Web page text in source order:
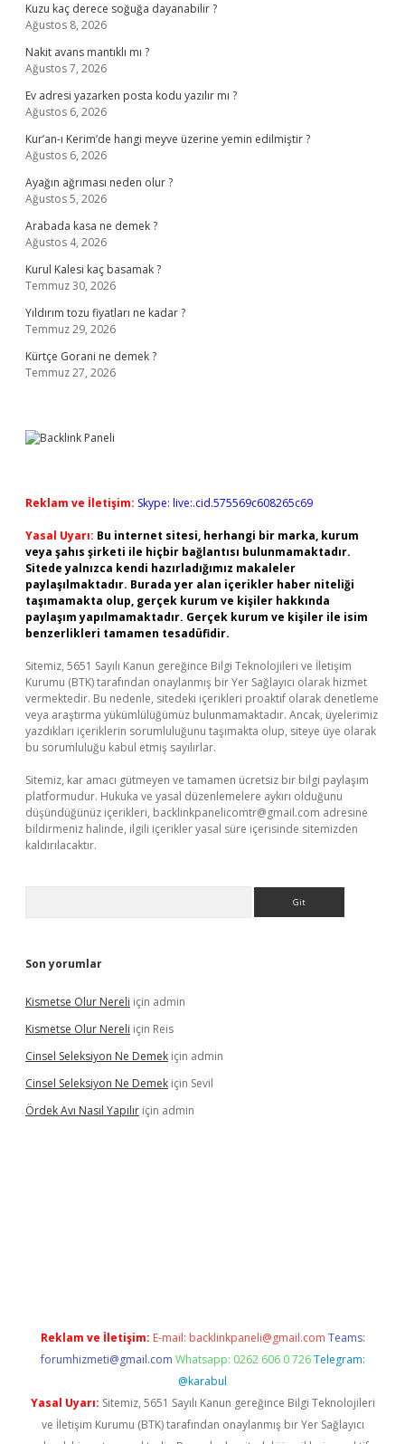
Kuzu kaç derece soğuğa dayanabilir ?
Ağustos 8, 2026
Nakit avans mantıklı mı ?
Ağustos 7, 2026
Ev adresi yazarken posta kodu yazılır mı ?
Ağustos 6, 2026
Kur’an-ı Kerim’de hangi meyve üzerine yemin edilmiştir ?
Ağustos 6, 2026
Ayağın ağrıması neden olur ?
Ağustos 5, 2026
Arabada kasa ne demek ?
Ağustos 4, 2026
Kurul Kalesi kaç basamak ?
Temmuz 30, 2026
Yıldırım tozu fiyatları ne kadar ?
Temmuz 29, 2026
Kürtçe Gorani ne demek ?
Temmuz 27, 2026
Reklam ve İletişim: Skype: live:.cid.575569c608265c69
Yasal Uyarı: Bu internet sitesi, herhangi bir marka, kurum
veya şahıs şirketi ile hiçbir bağlantısı bulunmamaktadır.
Sitede yalnızca kendi hazırladığımız makaleler
paylaşılmaktadır. Burada yer alan içerikler haber niteliği
taşımamakta olup, gerçek kurum ve kişiler hakkında
paylaşım yapılmamaktadır. Gerçek kurum ve kişiler ile isim
benzerlikleri tamamen tesadüfidir.
Sitemiz, 5651 Sayılı Kanun gereğince Bilgi Teknolojileri ve İletişim
Kurumu (BTK) tarafından onaylanmış bir Yer Sağlayıcı olarak hizmet
vermektedir. Bu nedenle, sitedeki içerikleri proaktif olarak denetleme
veya araştırma yükümlülüğümüz bulunmamaktadır. Ancak, üyelerimiz
yazdıkları içeriklerin sorumluluğunu taşımakta olup, siteye üye olarak
bu sorumluluğu kabul etmiş sayılırlar.
Sitemiz, kar amacı gütmeyen ve tamamen ücretsiz bir bilgi paylaşım
platformudur. Hukuka ve yasal düzenlemelere aykırı olduğunu
düşündüğünüz içerikleri, backlinkpanelicomtr@gmail.com adresine
bildirmeniz halinde, ilgili içerikler yasal süre içerisinde sitemizden
kaldırılacaktır.
Son yorumlar
Kismetse Olur Nereli için admin
Kismetse Olur Nereli için Reis
Cinsel Seleksiyon Ne Demek için admin
Cinsel Seleksiyon Ne Demek için Sevil
Ördek Avı Nasıl Yapılır için admin
Reklam ve İletişim: E-mail: backlinkpaneli@gmail.com Teams:
forumhizmeti@gmail.com Whatsapp: 0262 606 0 726 Telegram:
@karabul
Yasal Uyarı: Sitemiz, 5651 Sayılı Kanun gereğince Bilgi Teknolojileri
ve İletişim Kurumu (BTK) tarafından onaylanmış bir Yer Sağlayıcı